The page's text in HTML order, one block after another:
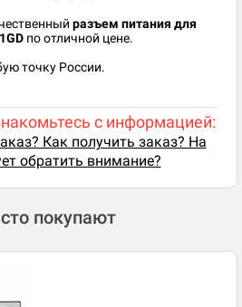
разъем питания для
по отличной цене.
точку России.
с информацией:
Как получить заказ? На
обратить внимание?
покупают